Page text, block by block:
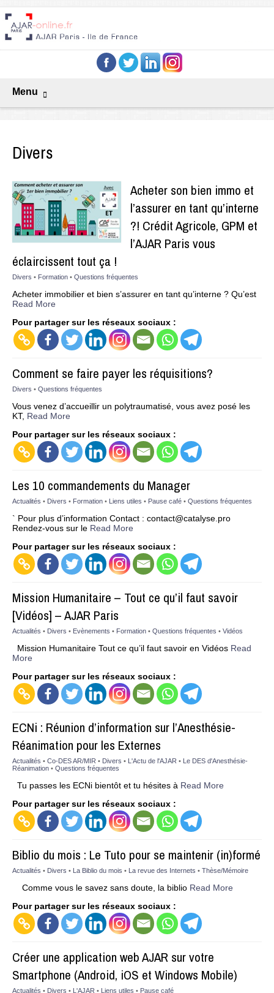
Menu
Divers
Acheter son bien immo et
l’assurer en tant qu’interne
?! Crédit Agricole, GPM et
l’AJAR Paris vous
éclaircissent tout ça !
Divers • Formation • Questions fréquentes
Acheter immobilier et bien s’assurer en tant qu’interne ? Qu’est
Read More
Pour partager sur les réseaux sociaux :
Comment se faire payer les réquisitions?
Divers • Questions fréquentes
Vous venez d’accueillir un polytraumatisé, vous avez posé les
KT, Read More
Pour partager sur les réseaux sociaux :
Les 10 commandements du Manager
Actualités • Divers • Formation • Liens utiles • Pause café • Questions fréquentes
` Pour plus d’information Contact : contact@catalyse.pro
Rendez-vous sur le Read More
Pour partager sur les réseaux sociaux :
Mission Humanitaire – Tout ce qu’il faut savoir
[Vidéos] – AJAR Paris
Actualités • Divers • Evènements • Formation • Questions fréquentes • Vidéos
Mission Humanitaire Tout ce qu’il faut savoir en Vidéos Read
More
Pour partager sur les réseaux sociaux :
ECNi : Réunion d’information sur l’Anesthésie-
Réanimation pour les Externes
Actualités • Co-DES AR/MIR • Divers • L'Actu de l'AJAR • Le DES d'Anesthésie-
Réanimation • Questions fréquentes
Tu passes les ECNi bientôt et tu hésites à Read More
Pour partager sur les réseaux sociaux :
Biblio du mois : Le Tuto pour se maintenir (in)formé
Actualités • Divers • La Biblio du mois • La revue des Internets • Thèse/Mémoire
Comme vous le savez sans doute, la biblio Read More
Pour partager sur les réseaux sociaux :
Créer une application web AJAR sur votre
Smartphone (Android, iOS et Windows Mobile)
Actualités • Divers • L'AJAR • Liens utiles • Pause café